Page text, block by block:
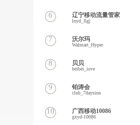
6 辽宁移动流量管家
lnyd_llgj
7 沃尔玛
Walmart_Hyper
8 贝贝
beibei_iove
9 铂涛会
club_7daysinn
10 广西移动10086
gxyd-10086